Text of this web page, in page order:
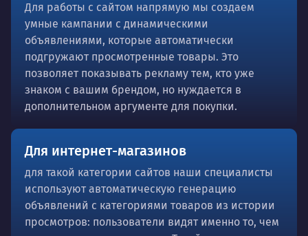
Для работы с сайтом напрямую мы создаем
умные кампании с динамическими
объявлениями, которые автоматически
подгружают просмотренные товары. Это
позволяет показывать рекламу тем, кто уже
знаком с вашим брендом, но нуждается в
дополнительном аргументе для покупки.
Для интернет-магазинов
для такой категории сайтов наши специалисты
используют автоматическую генерацию
объявлений с категориями товаров из истории
просмотров: пользователи видят именно то, чем